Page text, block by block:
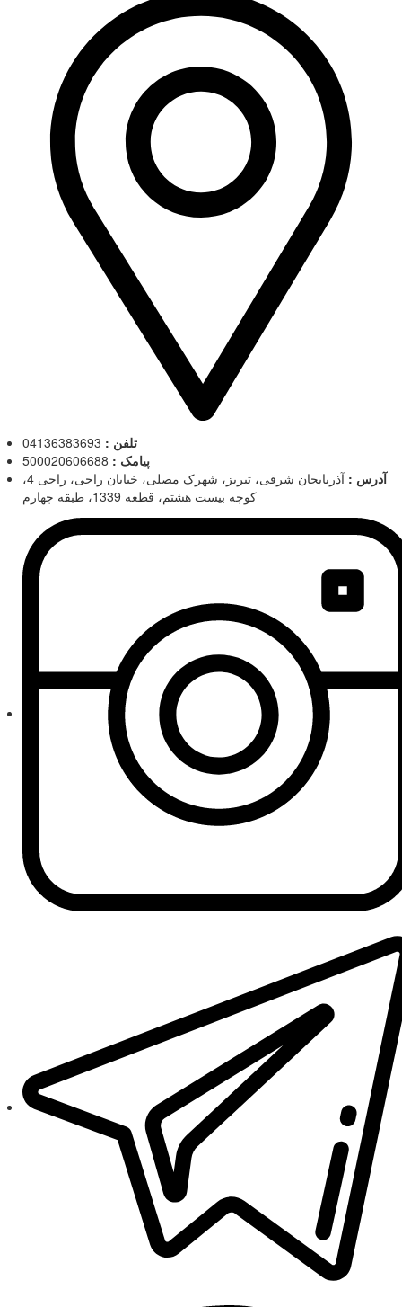
تلفن :
پیامک :
آدرس :
آذربایجان شرقی، تبریز، شهرک مصلی، خیابان راجی، راجی 4،
کوچه بیست هشتم، قطعه 1339، طبقه چهارم